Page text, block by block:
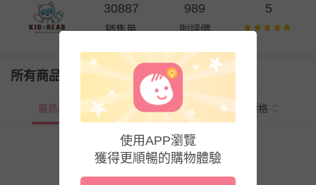
30887
銷售量
989
則評價
5
所有商品
最熱銷 新上市 價格
使用APP瀏覽
獲得更順暢的購物體驗